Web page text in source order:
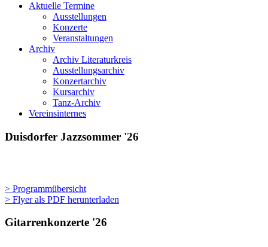
Aktuelle Termine
Ausstellungen
Konzerte
Veranstaltungen
Archiv
Archiv Literaturkreis
Ausstellungsarchiv
Konzertarchiv
Kursarchiv
Tanz-Archiv
Vereinsinternes
Duisdorfer Jazzsommer '26
> Programmübersicht
> Flyer als PDF herunterladen
Gitarrenkonzerte '26